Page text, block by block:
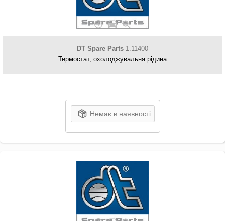
DT Spare Parts 1.11400
Термостат, охолоджувальна рідина
Немає в наявності